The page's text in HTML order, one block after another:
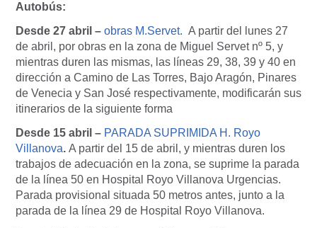
Autobús:
Desde 27 abril – obras M.Servet. A partir del lunes 27
de abril, por obras en la zona de Miguel Servet nº 5, y
mientras duren las mismas, las líneas 29, 38, 39 y 40 en
dirección a Camino de Las Torres, Bajo Aragón, Pinares
de Venecia y San José respectivamente, modificarán sus
itinerarios de la siguiente forma
Desde 15 abril – PARADA SUPRIMIDA H. Royo
Villanova. A partir del 15 de abril, y mientras duren los
trabajos de adecuación en la zona, se suprime la parada
de la línea 50 en Hospital Royo Villanova Urgencias.
Parada provisional situada 50 metros antes, junto a la
parada de la línea 29 de Hospital Royo Villanova.